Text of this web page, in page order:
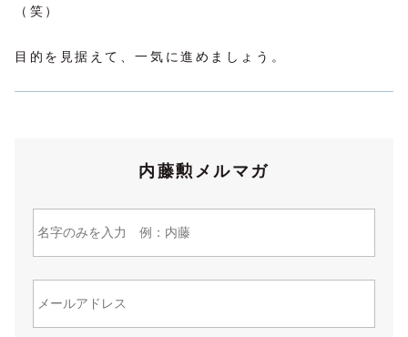
（笑）
目的を見据えて、一気に進めましょう。
内藤勲メルマガ